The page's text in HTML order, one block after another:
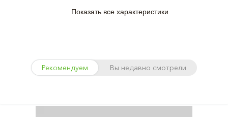
Показать все характеристики
Рекомендуем Вы недавно смотрели